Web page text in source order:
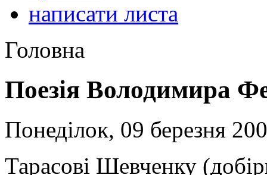
написати листа
Головна
Поезія Володимира
Понеділок, 09 березня
Тарасові Шевченку